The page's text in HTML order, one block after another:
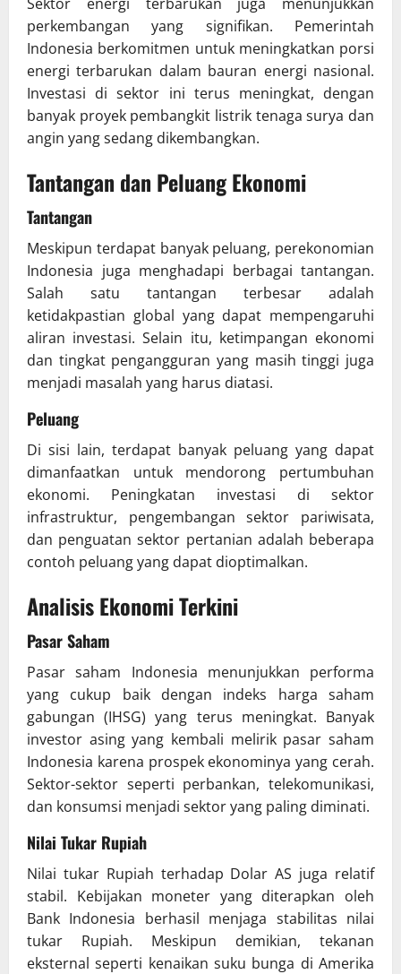
perkembangan yang signifikan. Pemerintah
Indonesia berkomitmen untuk meningkatkan porsi
energi terbarukan dalam bauran energi nasional.
Investasi di sektor ini terus meningkat, dengan
banyak proyek pembangkit listrik tenaga surya dan
angin yang sedang dikembangkan.
Tantangan dan Peluang Ekonomi
Tantangan
Meskipun terdapat banyak peluang, perekonomian
Indonesia juga menghadapi berbagai tantangan.
Salah satu tantangan terbesar adalah
ketidakpastian global yang dapat mempengaruhi
aliran investasi. Selain itu, ketimpangan ekonomi
dan tingkat pengangguran yang masih tinggi juga
menjadi masalah yang harus diatasi.
Peluang
Di sisi lain, terdapat banyak peluang yang dapat
dimanfaatkan untuk mendorong pertumbuhan
ekonomi. Peningkatan investasi di sektor
infrastruktur, pengembangan sektor pariwisata,
dan penguatan sektor pertanian adalah beberapa
contoh peluang yang dapat dioptimalkan.
Analisis Ekonomi Terkini
Pasar Saham
Pasar saham Indonesia menunjukkan performa
yang cukup baik dengan indeks harga saham
gabungan (IHSG) yang terus meningkat. Banyak
investor asing yang kembali melirik pasar saham
Indonesia karena prospek ekonominya yang cerah.
Sektor-sektor seperti perbankan, telekomunikasi,
dan konsumsi menjadi sektor yang paling diminati.
Nilai Tukar Rupiah
Nilai tukar Rupiah terhadap Dolar AS juga relatif
stabil. Kebijakan moneter yang diterapkan oleh
Bank Indonesia berhasil menjaga stabilitas nilai
tukar Rupiah. Meskipun demikian, tekanan
eksternal seperti kenaikan suku bunga di Amerika